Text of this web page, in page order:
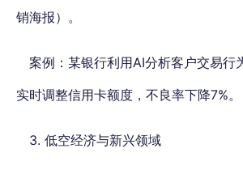
销海报）。
案例：某银行利用AI分析客户交易行
实时调整信用卡额度，不良率下降7%。
3. 低空经济与新兴领域